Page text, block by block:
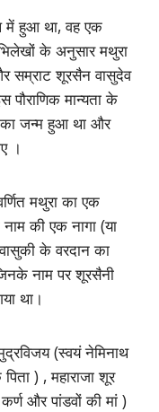
में हुआ था, वह एक
के अनुसार मथुरा
सम्राट शूरसैन वासुदेव
मान्यता के
का जन्म हुआ था और
।
मथुरा का एक
की एक नागा (या
के वरदान का
नाम पर शूरसैनी
था।
(स्वयं नेमिनाथ
) , महाराजा शूर
और पांडवों की मां )